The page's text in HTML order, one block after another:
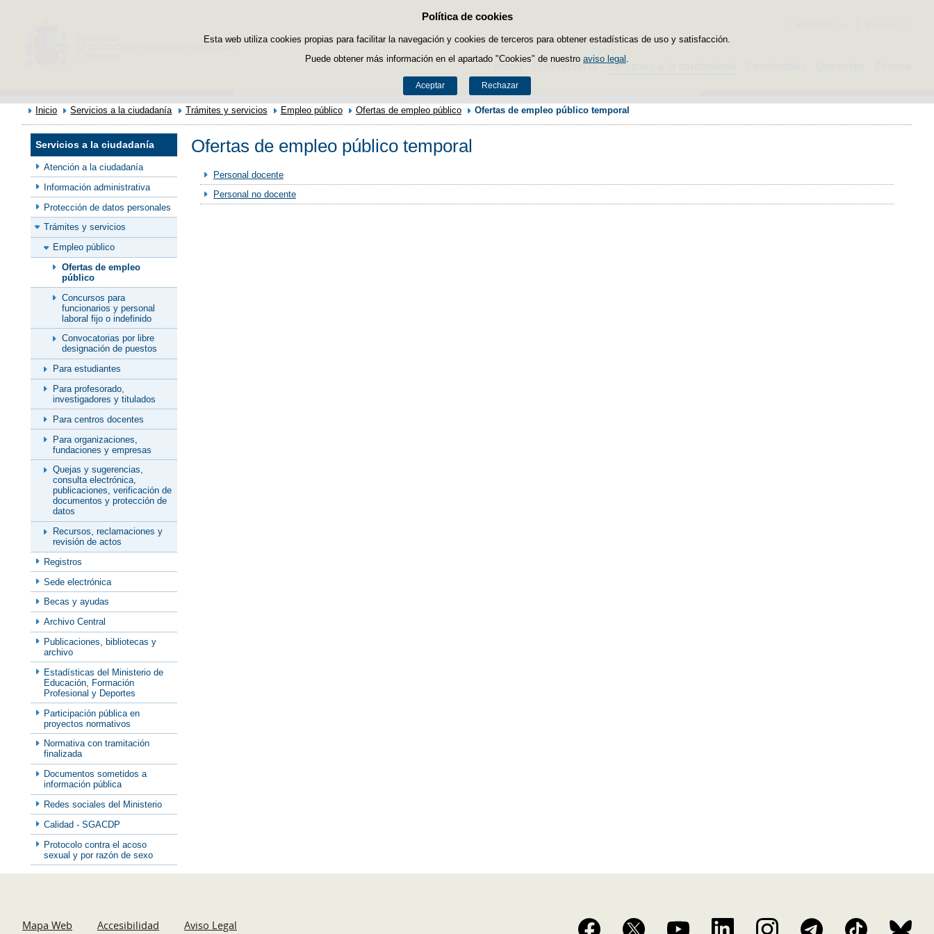
Política de cookies
Esta web utiliza cookies propias para facilitar la navegación y cookies de terceros para obtener estadísticas de uso y satisfacción.
Puede obtener más información en el apartado "Cookies" de nuestro aviso legal
Aceptar Rechazar
Saltar al contenido
Inicio El Ministerio Servicios a la ciudadanía
Inicio Servicios a la ciudadanía Trámites y servicios Empleo público Ofertas de empleo público Ofertas de empleo público temporal
Servicios a la ciudadanía
Atención a la ciudadanía
Información administrativa
Protección de datos personales
Trámites y servicios
Empleo público
Ofertas de empleo
público
Concursos para
funcionarios y personal
laboral fijo o indefinido
Convocatorias por libre
designación de puestos
Para estudiantes
Para profesorado,
investigadores y titulados
Para centros docentes
Para organizaciones,
fundaciones y empresas
Quejas y sugerencias,
consulta electrónica,
publicaciones, verificación de
documentos y protección de
datos
Recursos, reclamaciones y
revisión de actos
Registros
Sede electrónica
Becas y ayudas
Archivo Central
Publicaciones, bibliotecas y
archivo
Estadísticas del Ministerio de
Educación, Formación
Profesional y Deportes
Participación pública en
proyectos normativos
Normativa con tramitación
finalizada
Documentos sometidos a
información pública
Redes sociales del Ministerio
Calidad - SGACDP
Protocolo contra el acoso
sexual y por razón de sexo
Ofertas de empleo público temporal
Personal docente
Personal no docente
Mapa Web Accesibilidad Aviso Legal